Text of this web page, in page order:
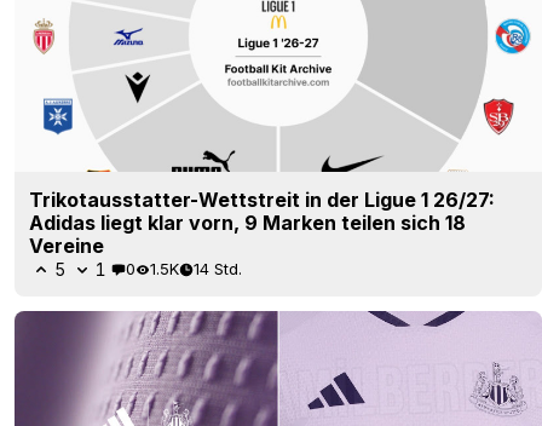
Trikotausstatter-Wettstreit in der Ligue 1 26/27:
Adidas liegt klar vorn, 9 Marken teilen sich 18
Vereine
5 1 0 1.5K 14 Std.